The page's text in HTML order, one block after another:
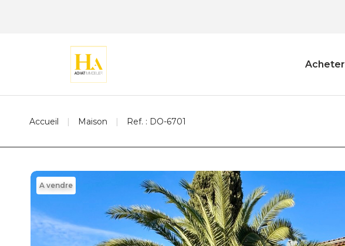
Acheter
Accueil Maison Ref. : DO-6701
A vendre